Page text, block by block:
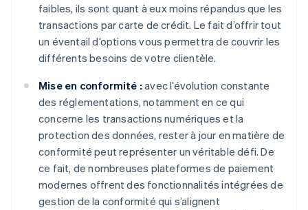
faibles, ils sont quant à eux moins répandus que les
transactions par carte de crédit. Le fait d’offrir tout
un éventail d’options vous permettra de couvrir les
différents besoins de votre clientèle.
Mise en conformité : avec l’évolution constante
des réglementations, notamment en ce qui
concerne les transactions numériques et la
protection des données, rester à jour en matière de
conformité peut représenter un véritable défi. De
ce fait, de nombreuses plateformes de paiement
modernes offrent des fonctionnalités intégrées de
gestion de la conformité qui s’alignent